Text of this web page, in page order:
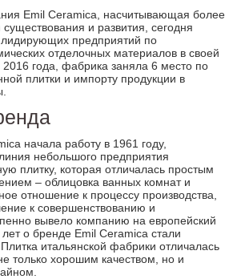
Emil Ceramica, насчитывающая более
и развития, сегодня
предприятий по
отделочных материалов в своей
года, фабрика заняла 6 место по
плитки и импорту продукции в
начала работу в 1961 году,
небольшого предприятия
плитку, которая отличалась простым
– облицовка ванных комнат и
отношение к процессу производства,
к совершенствованию и
вывело компанию на европейский
о бренде Emil Ceramica стали
итальянской фабрики отличалась
только хорошим качеством, но и